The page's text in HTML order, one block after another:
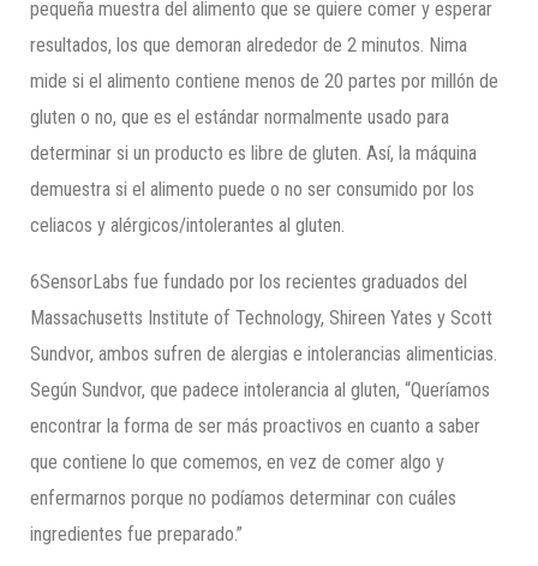
pequeña muestra del alimento que se quiere comer y esperar
resultados, los que demoran alrededor de 2 minutos. Nima
mide si el alimento contiene menos de 20 partes por millón de
gluten o no, que es el estándar normalmente usado para
determinar si un producto es libre de gluten. Así, la máquina
demuestra si el alimento puede o no ser consumido por los
celiacos y alérgicos/intolerantes al gluten.
6SensorLabs fue fundado por los recientes graduados del
Massachusetts Institute of Technology, Shireen Yates y Scott
Sundvor, ambos sufren de alergias e intolerancias alimenticias.
Según Sundvor, que padece intolerancia al gluten, “Queríamos
encontrar la forma de ser más proactivos en cuanto a saber
que contiene lo que comemos, en vez de comer algo y
enfermarnos porque no podíamos determinar con cuáles
ingredientes fue preparado.”